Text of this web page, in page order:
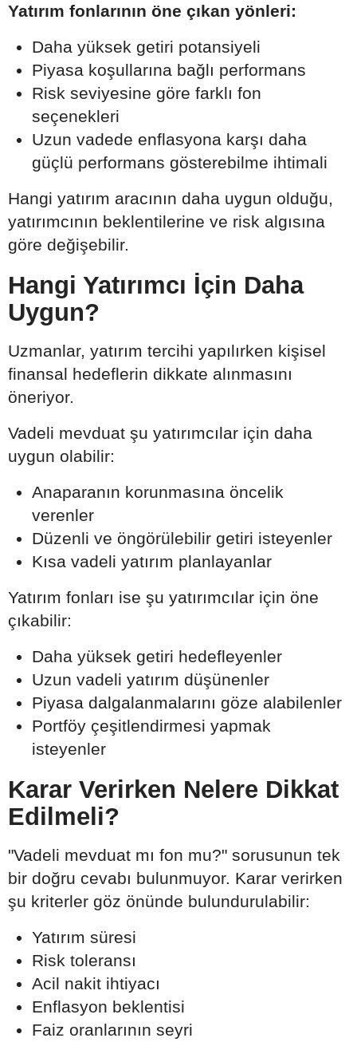
Yatırım fonlarının öne çıkan yönleri:
Daha yüksek getiri potansiyeli
Piyasa koşullarına bağlı performans
Risk seviyesine göre farklı fon
seçenekleri
Uzun vadede enflasyona karşı daha
güçlü performans gösterebilme ihtimali
Hangi yatırım aracının daha uygun olduğu,
yatırımcının beklentilerine ve risk algısına
göre değişebilir.
Hangi Yatırımcı İçin Daha
Uygun?
Uzmanlar, yatırım tercihi yapılırken kişisel
finansal hedeflerin dikkate alınmasını
öneriyor.
Vadeli mevduat şu yatırımcılar için daha
uygun olabilir:
Anaparanın korunmasına öncelik
verenler
Düzenli ve öngörülebilir getiri isteyenler
Kısa vadeli yatırım planlayanlar
Yatırım fonları ise şu yatırımcılar için öne
çıkabilir:
Daha yüksek getiri hedefleyenler
Uzun vadeli yatırım düşünenler
Piyasa dalgalanmalarını göze alabilenler
Portföy çeşitlendirmesi yapmak
isteyenler
Karar Verirken Nelere Dikkat
Edilmeli?
"Vadeli mevduat mı fon mu?" sorusunun tek
bir doğru cevabı bulunmuyor. Karar verirken
şu kriterler göz önünde bulundurulabilir:
Yatırım süresi
Risk toleransı
Acil nakit ihtiyacı
Enflasyon beklentisi
Faiz oranlarının seyri